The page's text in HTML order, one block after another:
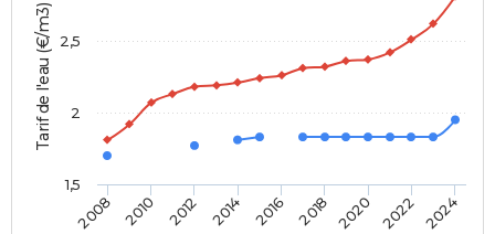
Tarif de l'eau (€/m3)
2008 2010 2012 2014 2016 2018 2020 2022 2024
1,5
2
2,5